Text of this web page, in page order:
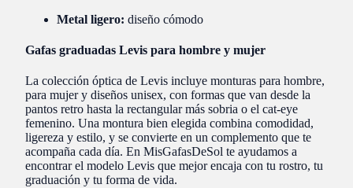
Metal ligero: diseño cómodo
Gafas graduadas Levis para hombre y mujer
La colección óptica de Levis incluye monturas para hombre,
para mujer y diseños unisex, con formas que van desde la
pantos retro hasta la rectangular más sobria o el cat-eye
femenino. Una montura bien elegida combina comodidad,
ligereza y estilo, y se convierte en un complemento que te
acompaña cada día. En MisGafasDeSol te ayudamos a
encontrar el modelo Levis que mejor encaja con tu rostro, tu
graduación y tu forma de vida.